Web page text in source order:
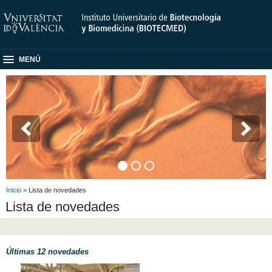
MENÚ
Inicio > Lista de novedades
Lista de novedades
Últimas 12 novedades
El Instituto BIOTECMED clausura su Jornada Anual 2026